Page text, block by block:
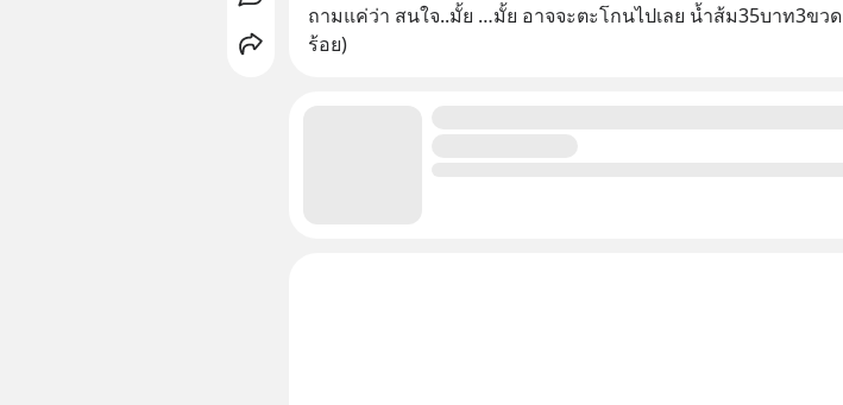
ถามแค่ว่า สนใจ..มั้ย …มั้ย อาจจะตะโกนไปเลย น้ำส้ม35บาท3ขวด
ร้อย)